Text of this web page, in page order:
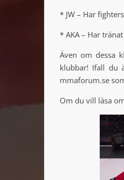
* JW – Har
* AKA – Har
Även om dessa
klubbar! Ifall du
mmaforum.se
Om du vill läsa